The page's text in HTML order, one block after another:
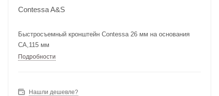
Contessa A&S
Быстросъемный кронштейн Contessa 26 мм на основания
СА,115 мм
Подробности
Нашли дешевле?